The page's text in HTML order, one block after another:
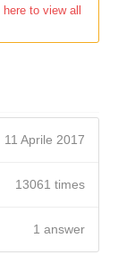
to view all
11 Aprile 2017
13061 times
1 answer